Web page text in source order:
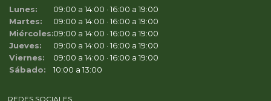
Lunes:
09:00 a 14:00 · 16:00 a 19:00
Martes:
09:00 a 14:00 · 16:00 a 19:00
Miércoles:09:00 a 14:00 · 16:00 a 19:00
Jueves:
09:00 a 14:00 · 16:00 a 19:00
Viernes:
09:00 a 14:00 · 16:00 a 19:00
Sábado:
10:00 a 13:00
REDES SOCIALES